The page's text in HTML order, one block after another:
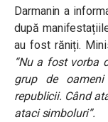
Darmanin a
după
au fost răniți.
“Nu a fost vorba
grup de
republicii. Când
ataci simboluri”.